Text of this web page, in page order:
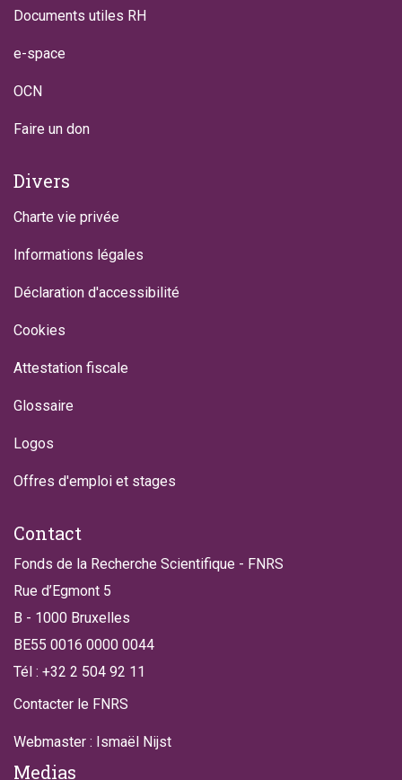
Documents utiles RH
e-space
OCN
Faire un don
Divers
Charte vie privée
Informations légales
Déclaration d'accessibilité
Cookies
Attestation fiscale
Glossaire
Logos
Offres d'emploi et stages
Contact
Fonds de la Recherche Scientifique - FNRS
Rue d’Egmont 5
B - 1000 Bruxelles
BE55 0016 0000 0044
Tél : +32 2 504 92 11
Contacter le FNRS
Webmaster : Ismaël Nijst
Medias